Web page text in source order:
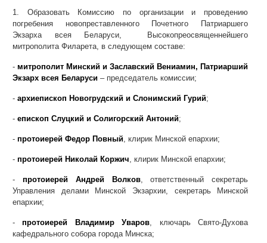
1. Образовать Комиссию по организации и проведению
погребения новопреставленного Почетного Патриаршего
Экзарха всея Беларуси, Высокопреосвященнейшего
митрополита Филарета, в следующем составе:
-митрополит Минский и Заславский Вениамин, Патриарший
Экзарх всея Беларуси – председатель комиссии;
- архиепископ Новогрудский и Слонимский Гурий;
- епископ Слуцкий и Солигорский Антоний;
- протоиерей Федор Повный, клирик Минской епархии;
- протоиерей Николай Коржич, клирик Минской епархии;
- протоиерей Андрей Волков, ответственный секретарь
Управления делами Минской Экзархии, секретарь Минской
епархии;
-протоиерей Владимир Уваров, ключарь Свято-Духова
кафедрального собора города Минска;